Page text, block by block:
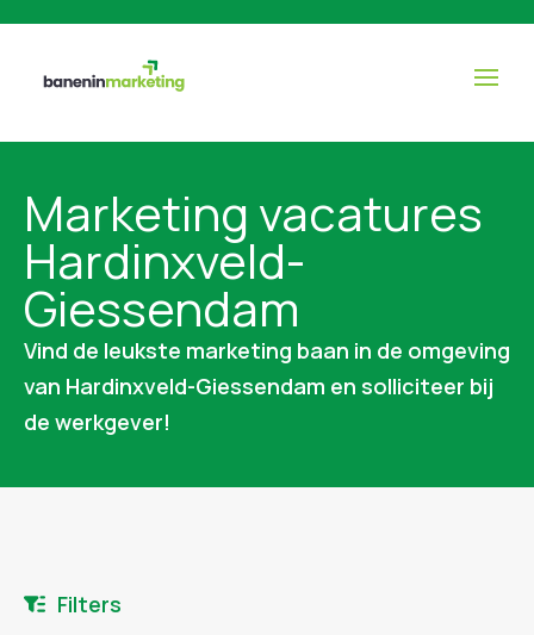
Marketing vacatures
Hardinxveld-
Giessendam
Vind de leukste marketing baan in de omgeving
van Hardinxveld-Giessendam en solliciteer bij
de werkgever!
Filters